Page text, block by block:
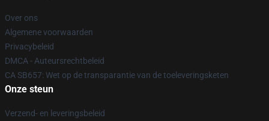
Over ons
Algemene voorwaarden
Privacybeleid
DMCA - Auteursrechtbeleid
CA SB657: Wet op de transparantie van de toeleveringsketen
Onze steun
Verzend- en leveringsbeleid